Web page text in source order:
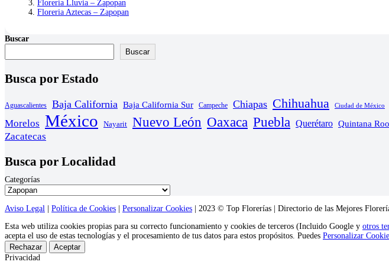
Florería Lluvia – Zapopan
Floreria Aztecas – Zapopan
Buscar
Buscar
Busca por Estado
Aguascalientes Baja California Baja California Sur Campeche Chiapas Chihuahua Ciudad de México
Morelos México Nayarit Nuevo León Oaxaca Puebla Querétaro Quintana Roo
Zacatecas
Busca por Localidad
Categorías
Aviso Legal | Política de Cookies | Personalizar Cookies | 2023 © Top Florerías | Directorio de las Mejores
Esta web utiliza cookies propias para su correcto funcionamiento y cookies de terceros (Incluido Google y otros
acepta el uso de estas tecnologías y el procesamiento de tus datos para estos propósitos. Puedes Personalizar
Rechazar
Aceptar
Privacidad